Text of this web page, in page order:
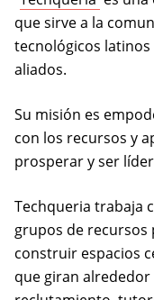
que sirve a la
tecnológicos latinos
aliados.
Su misión es
con los recursos y
prosperar y ser
Techqueria trabaja
grupos de recursos
construir espacios
que giran